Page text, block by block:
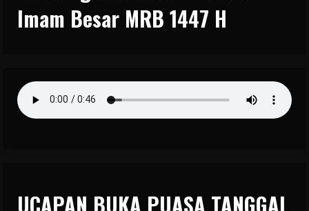
Imam Besar MRB 1447 H
UCAPAN BUKA PUASA TANGGAL